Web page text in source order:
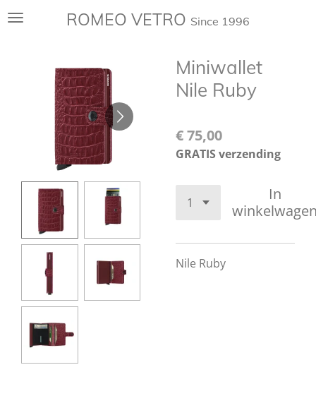
Ga
hoofdinhoud
ROMEO VETRO Since 1996
Miniwallet
Nile Ruby
€ 75,00
GRATIS verzending
In
Nile Ruby